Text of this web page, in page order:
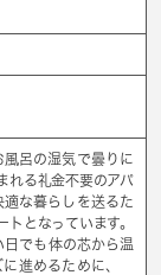
呂の湿気で曇りに
れる礼金不要のアパ
な暮らしを送るた
トとなっています。
でも体の芯から温
に進めるために、